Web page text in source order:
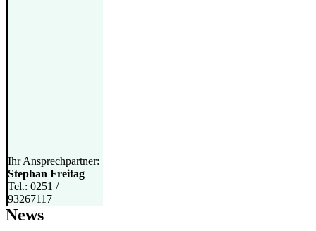
Ihr Ansprechpartner:
Stephan Freitag
Tel.: 0251 /
93267117
News